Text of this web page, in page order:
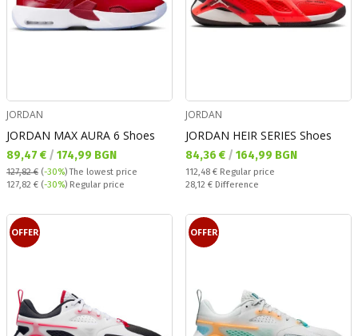
JORDAN
JORDAN MAX AURA 6 Shoes
Текуща цена:
89,47 € / 174,99 BGN
127,82 € (-30%)The lowest price
Regular price:
127,82 € (-30%) Regular price
JORDAN
JORDAN HEIR SERIES Shoes
Текуща цена:
84,36 € / 164,99 BGN
Regular price:
112,48 € Regular price
Спестявате:
28,12 € Difference
OFFER OFFER